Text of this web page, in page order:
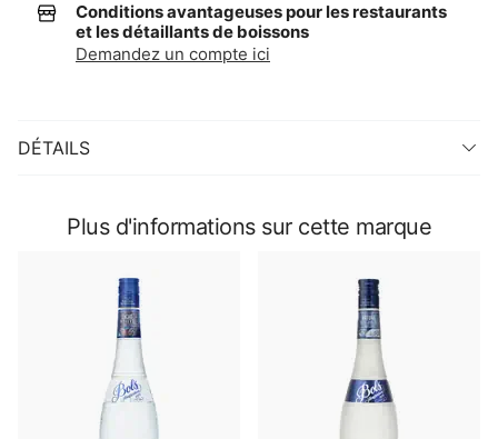
Conditions avantageuses pour les restaurants
et les détaillants de boissons
Demandez un compte ici
DÉTAILS
Plus d'informations sur cette marque